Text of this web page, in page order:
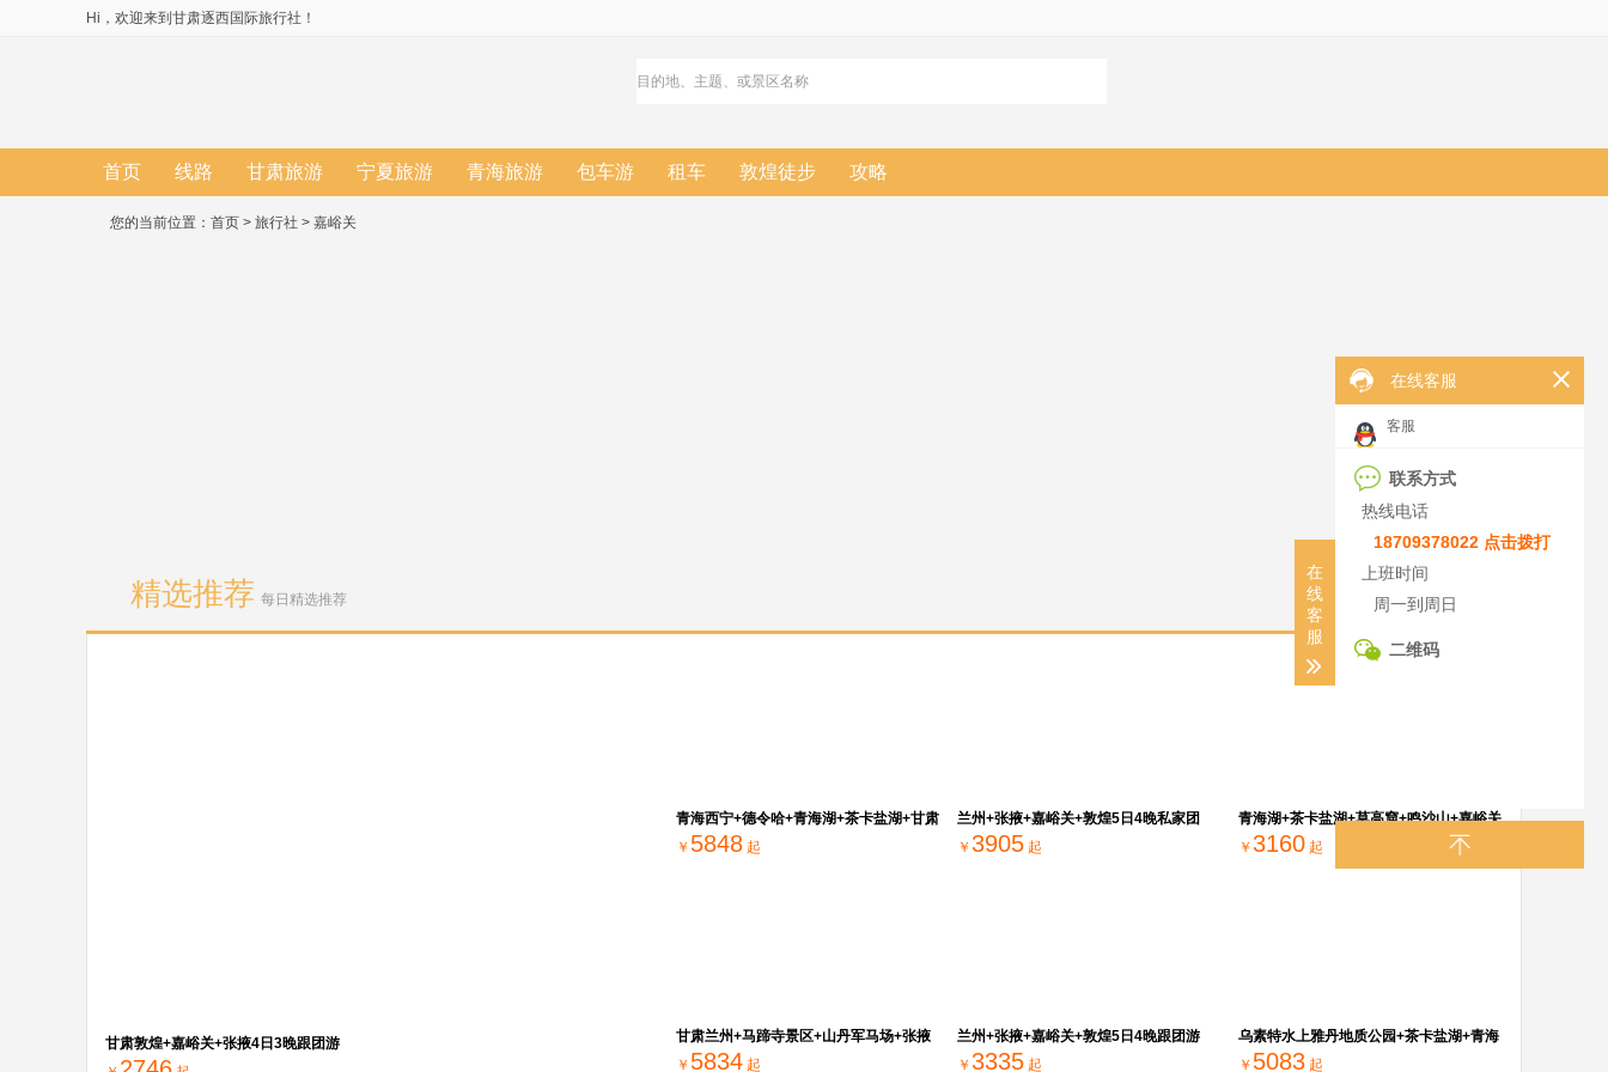
Hi，欢迎来到甘肃逐西国际旅行社！
首页 线路 甘肃旅游 宁夏旅游 青海旅游 包车游 租车 敦煌徒步 攻略
您的当前位置： 首页 > 旅行社 > 嘉峪关
精选推荐 每日精选推荐
甘肃敦煌+嘉峪关+张掖4日3晚跟团游
青海西宁+德令哈+青海湖+茶卡盐湖+甘肃
敦煌+嘉峪关+张掖9日8晚私家团
￥ 5848 起
兰州+张掖+嘉峪关+敦煌5日4晚私家团
￥ 3905 起
青海湖+茶卡盐湖+莫高窟+鸣沙山+嘉峪关
+张掖5日4晚私家团
￥ 3160 起
甘肃兰州+马蹄寺景区+山丹军马场+张掖
七彩丹霞旅游景区+榆林窟+嘉峪关关城
￥ 5834 起
兰州+张掖+嘉峪关+敦煌5日4晚跟团游
￥ 3335 起
乌素特水上雅丹地质公园+茶卡盐湖+青海
湖+莫高窟+鸣沙山月牙泉+嘉峪关关城+张
￥ 5083 起
在线客服
客服
联系方式
热线电话
18709378022 点击拨打
上班时间
周一到周日
二维码
在
线
客
服